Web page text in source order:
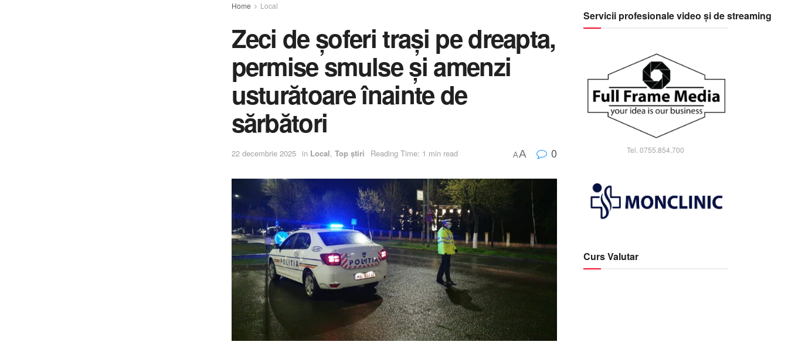
Home Local
Zeci de șoferi trași pe dreapta,
permise smulse și amenzi
usturătoare înainte de
sărbători
22 decembrie 2025 in Local, Top știri Reading Time: 1 min read AA 0
Servicii profesionale video și de streaming
Tel. 0755.854.700
Curs Valutar